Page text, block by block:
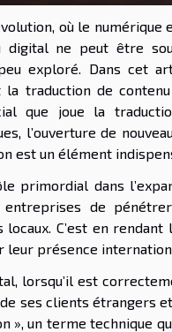
où le numérique
ne peut être
exploré. Dans cet
traduction de contenu
que joue la
l’ouverture de
est un élément
primordial dans
de pénétrer
C’est en
présence
lorsqu’il est
ses clients étrangers
», un terme technique